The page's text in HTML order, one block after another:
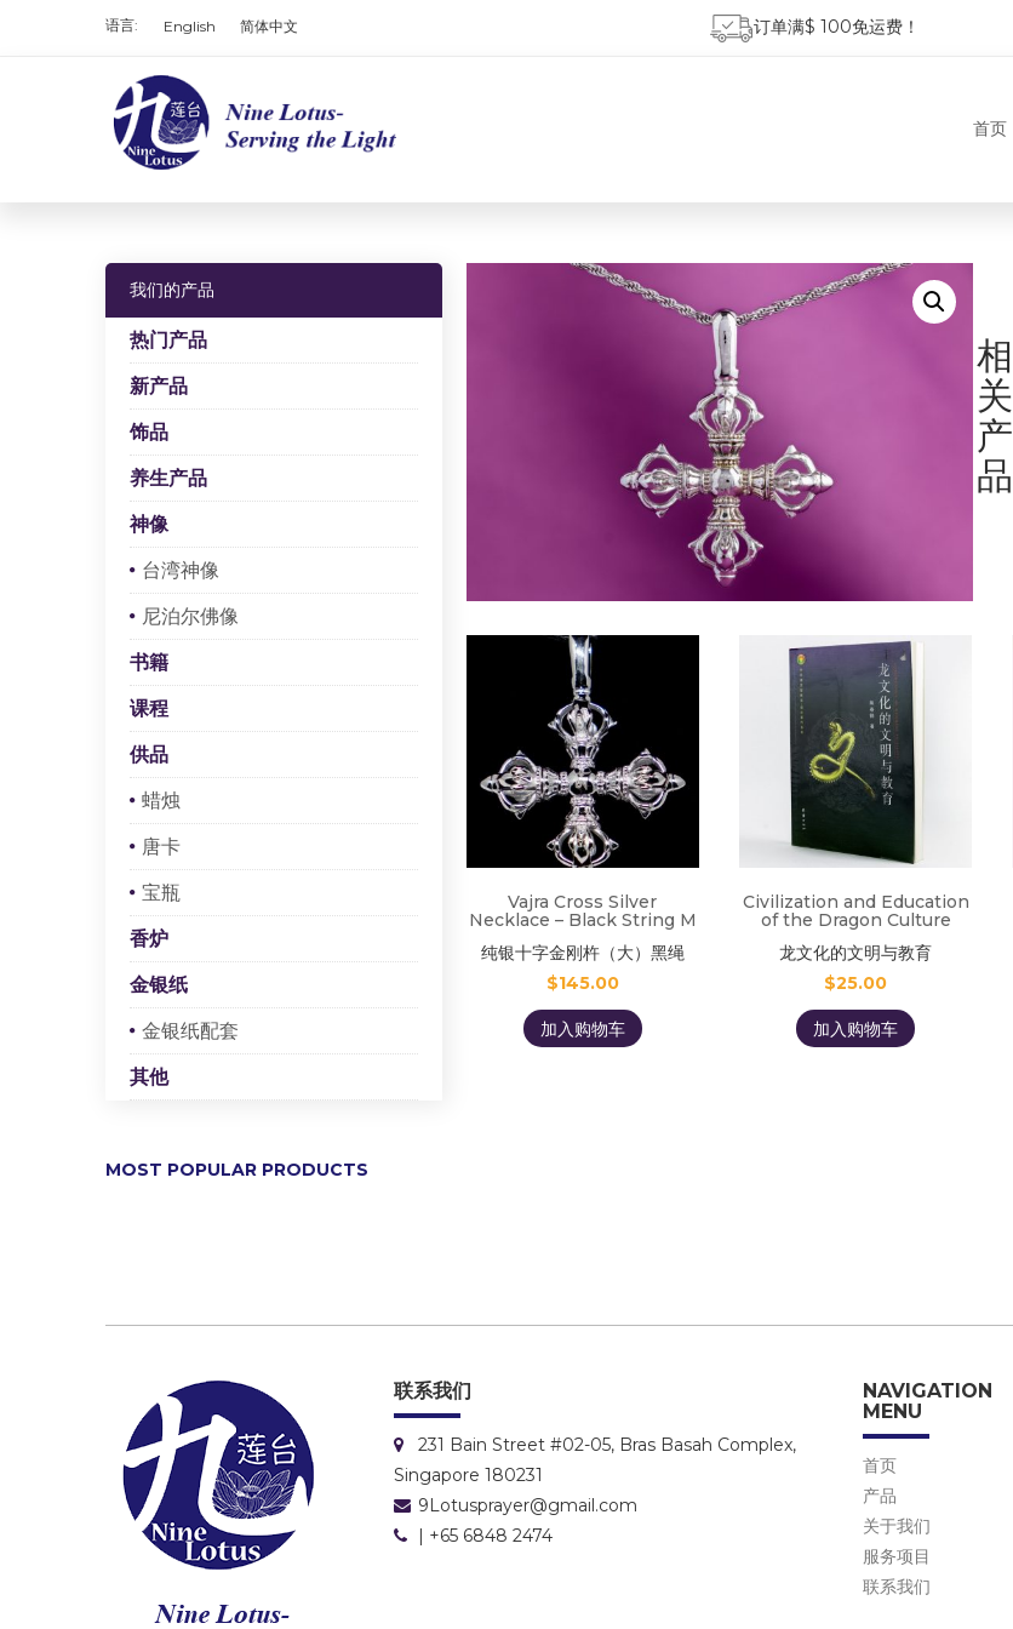
语言: English 简体中文 订单满$ 100免运费！
首页
我们的产品
热门产品
新产品
饰品
养生产品
神像
台湾神像
尼泊尔佛像
书籍
课程
供品
蜡烛
唐卡
宝瓶
香炉
金银纸
金银纸配套
其他
MOST POPULAR PRODUCTS
相
关
产
品
Vajra Cross Silver
Necklace – Black String M
纯银十字金刚杵（大）黑绳
$145.00
加入购物车
Civilization and Education
of the Dragon Culture
龙文化的文明与教育
$25.00
加入购物车
联系我们
231 Bain Street #02-05, Bras Basah Complex,
Singapore 180231
9Lotusprayer@gmail.com
| +65 6848 2474
NAVIGATION
MENU
首页
产品
关于我们
服务项目
联系我们